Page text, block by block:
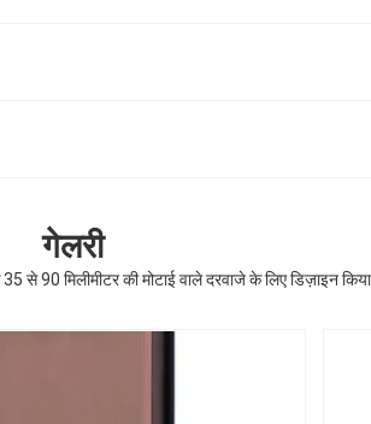
गेलरी
90 मिलीमीटर की मोटाई वाले दरवाजे के लिए डिज़ाइन